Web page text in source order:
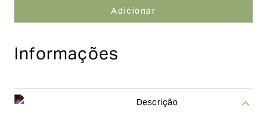
Informações
Descrição